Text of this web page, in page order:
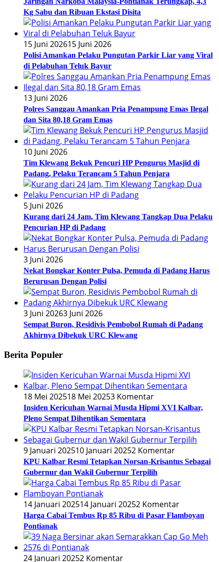
Kg Sabu dan Ribuan Ekstasi Disita
15 Juni 202615 Juni 2026
Polisi Amankan Pelaku Pungutan Parkir Liar yang Viral
di Pelabuhan Teluk Bayur
13 Juni 2026
Polres Sanggau Amankan Pria Penampung Emas Ilegal
dan Sita 80,18 Gram Emas
10 Juni 2026
Tim Klewang Bekuk Pencuri HP Pengurus Masjid di
Padang, Pelaku Terancam 5 Tahun Penjara
5 Juni 2026
Kurang dari 24 Jam, Tim Klewang Tangkap Dua Pelaku
Pencurian HP di Padang
3 Juni 2026
Nekat Bongkar Konter Pulsa, Pemuda di Padang Harus
Berurusan Dengan Polisi
3 Juni 20263 Juni 2026
Sempat Buron, Residivis Pembobol Rumah di Padang
Akhirnya Dibekuk URC Klewang
Berita Populer
18 Mei 202518 Mei 20253 Komentar
Insiden Kericuhan Warnai Musda Hipmi XVI Kalbar,
Pleno Sempat Dihentikan Sementara
9 Januari 202510 Januari 20252 Komentar
KPU Kalbar Resmi Tetapkan Norsan-Krisantus Sebagai
Gubernur dan Wakil Gubernur Terpilih
14 Januari 202514 Januari 20252 Komentar
Harga Cabai Tembus Rp 85 Ribu di Pasar Flamboyan
Pontianak
24 Januari 20252 Komentar